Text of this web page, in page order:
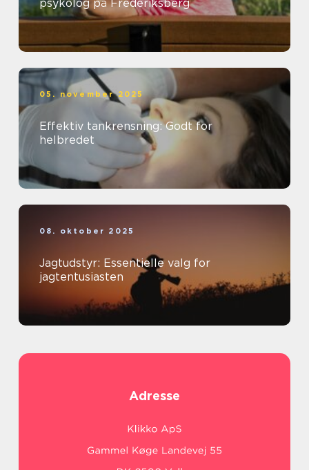
psykolog på Frederiksberg
05. november 2025
Effektiv tankrensning: Godt for
helbredet
08. oktober 2025
Jagtudstyr: Essentielle valg for
jagtentusiasten
Adresse